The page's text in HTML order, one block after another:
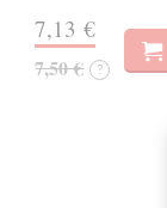
7,13 €
7,50 € ?